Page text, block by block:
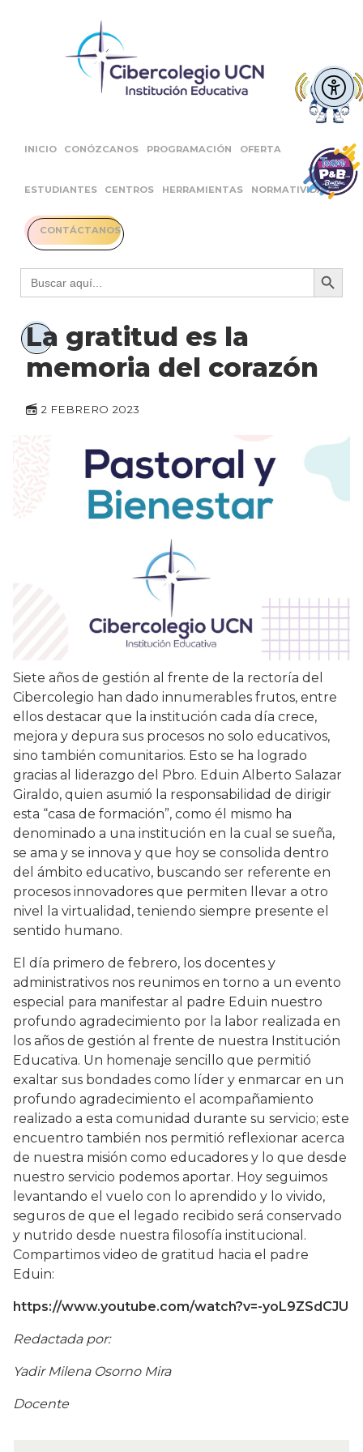
INICIO CONÓZCANOS PROGRAMACIÓN OFERTA
ESTUDIANTES CENTROS HERRAMIENTAS NORMATIVIDAD
CONTÁCTANOS
Buscar: Botón
La gratitud es la
memoria del corazón
2 FEBRERO 2023
Siete años de gestión al frente de la rectoría del
Cibercolegio han dado innumerables frutos, entre
ellos destacar que la institución cada día crece,
mejora y depura sus procesos no solo educativos,
sino también comunitarios. Esto se ha logrado
gracias al liderazgo del Pbro. Eduin Alberto Salazar
Giraldo, quien asumió la responsabilidad de dirigir
esta “casa de formación”, como él mismo ha
denominado a una institución en la cual se sueña,
se ama y se innova y que hoy se consolida dentro
del ámbito educativo, buscando ser referente en
procesos innovadores que permiten llevar a otro
nivel la virtualidad, teniendo siempre presente el
sentido humano.
El día primero de febrero, los docentes y
administrativos nos reunimos en torno a un evento
especial para manifestar al padre Eduin nuestro
profundo agradecimiento por la labor realizada en
los años de gestión al frente de nuestra Institución
Educativa. Un homenaje sencillo que permitió
exaltar sus bondades como líder y enmarcar en un
profundo agradecimiento el acompañamiento
realizado a esta comunidad durante su servicio; este
encuentro también nos permitió reflexionar acerca
de nuestra misión como educadores y lo que desde
nuestro servicio podemos aportar. Hoy seguimos
levantando el vuelo con lo aprendido y lo vivido,
seguros de que el legado recibido será conservado
y nutrido desde nuestra filosofía institucional.
Compartimos video de gratitud hacia el padre
Eduin:
https://www.youtube.com/watch?v=-yoL9ZSdCJU
Redactada por:
Yadir Milena Osorno Mira
Docente